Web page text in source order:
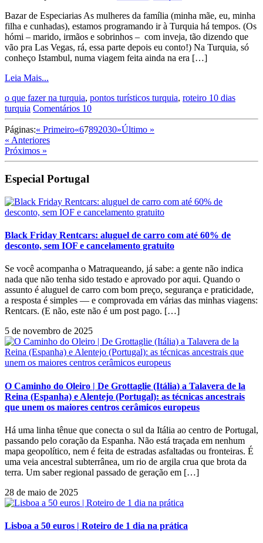
Bazar de Especiarias As mulheres da família (minha mãe, eu, minha
filha e cunhadas), estamos programando ir à Turquia há tempos. (Os
hómi – marido, irmãos e sobrinhos – com inveja, tão dizendo que
vão pra Las Vegas, rá, essa parte depois eu conto!) Na Turquia, só
conheço Istambul, numa viagem feita ainda na era […]
Leia Mais...
o que fazer na turquia, pontos turísticos turquia, roteiro 10 dias
turquia Comentários 10
Páginas:« Primeiro«67892030»Último »
« Anteriores
Próximos »
Especial Portugal
Black Friday Rentcars: aluguel de carro com até 60% de
desconto, sem IOF e cancelamento gratuito
Se você acompanha o Matraqueando, já sabe: a gente não indica
nada que não tenha sido testado e aprovado por aqui. Quando o
assunto é aluguel de carro com bom preço, segurança e praticidade,
a resposta é simples — e comprovada em várias das minhas viagens:
Rentcars. (E não, este não é um post pago. […]
5 de novembro de 2025
O Caminho do Oleiro | De Grottaglie (Itália) a Talavera de la
Reina (Espanha) e Alentejo (Portugal): as técnicas ancestrais
que unem os maiores centros cerâmicos europeus
Há uma linha tênue que conecta o sul da Itália ao centro de Portugal,
passando pelo coração da Espanha. Não está traçada em nenhum
mapa geopolítico, nem é feita de estradas asfaltadas ou fronteiras. É
uma veia ancestral subterrânea, um rio de argila crua que brota da
terra. Um saber regional passado de geração em […]
28 de maio de 2025
Lisboa a 50 euros | Roteiro de 1 dia na prática